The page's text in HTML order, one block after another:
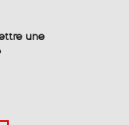
une